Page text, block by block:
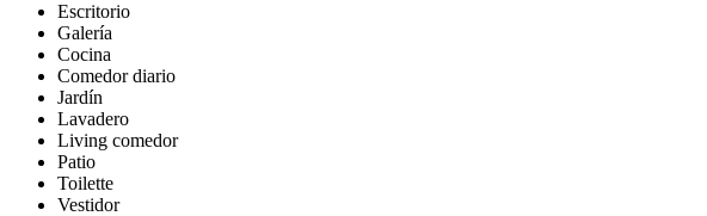
Escritorio
Galería
Cocina
Comedor diario
Jardín
Lavadero
Living comedor
Patio
Toilette
Vestidor